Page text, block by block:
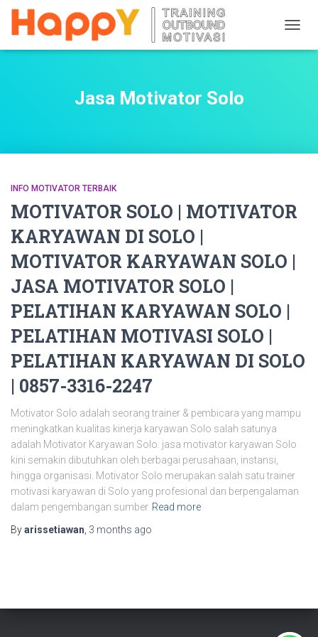
Jasa Motivator Solo
INFO MOTIVATOR TERBAIK
MOTIVATOR SOLO | MOTIVATOR
KARYAWAN DI SOLO |
MOTIVATOR KARYAWAN SOLO |
JASA MOTIVATOR SOLO |
PELATIHAN KARYAWAN SOLO |
PELATIHAN MOTIVASI SOLO |
PELATIHAN KARYAWAN DI SOLO
| 0857-3316-2247
Motivator Solo adalah seorang trainer & pembicara yang mampu
meningkatkan kualitas kinerja karyawan Solo salah satunya
adalah Motivator Karyawan Solo. jasa motivator karyawan Solo
kini semakin dibutuhkan oleh berbagai perusahaan, instansi,
hingga organisasi. Motivator Solo merupakan salah satu trainer
motivasi karyawan di Solo yang profesional dan berpengalaman
dalam pengembangan sumber Read more
Byarissetiawan 3 months ago